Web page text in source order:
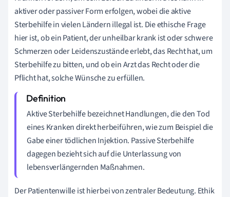
aktiver oder passiver Form erfolgen, wobei die aktive
Sterbehilfe in vielen Ländern illegal ist. Die ethische Frage
hier ist, ob ein Patient, der unheilbar krank ist oder schwere
Schmerzen oder Leidenszustände erlebt, das Recht hat, um
Sterbehilfe zu bitten, und ob ein Arzt das Recht oder die
Pflicht hat, solche Wünsche zu erfüllen.
Aktive Sterbehilfe bezeichnet Handlungen, die den Tod
eines Kranken direkt herbeiführen, wie zum Beispiel die
Gabe einer tödlichen Injektion. Passive Sterbehilfe
dagegen bezieht sich auf die Unterlassung von
lebensverlängernden Maßnahmen.
Der Patientenwille ist hierbei von zentraler Bedeutung. Ethik